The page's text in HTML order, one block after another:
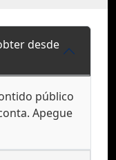
desde
público
Apegue